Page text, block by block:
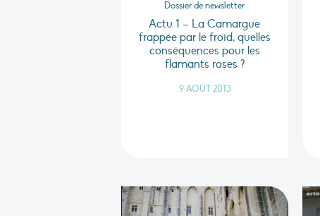
Dossier de newsletter
Actu 1 – La Camargue
frappée par le froid, quelles
conséquences pour les
flamants roses ?
9 AOÛT 2013